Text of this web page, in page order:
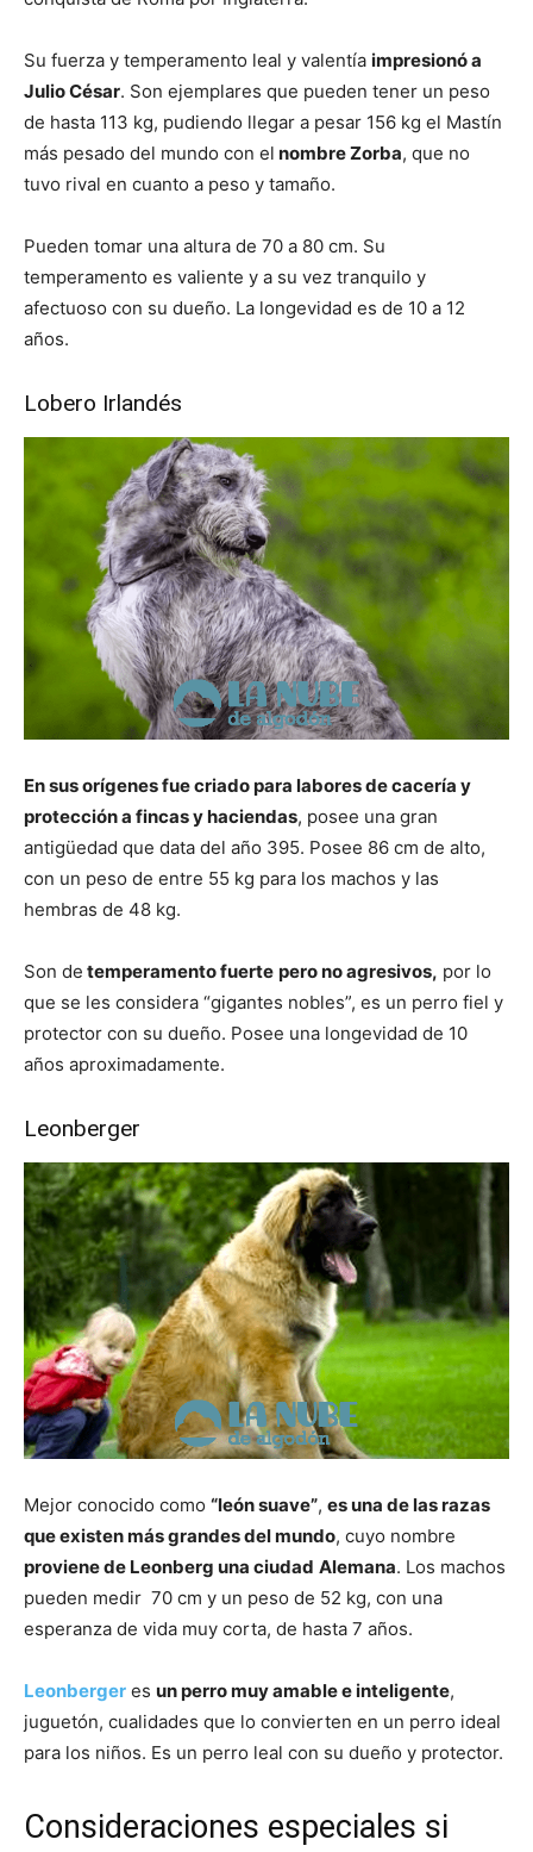
Su fuerza y temperamento leal y valentía impresionó a
Julio César. Son ejemplares que pueden tener un peso
de hasta 113 kg, pudiendo llegar a pesar 156 kg el Mastín
más pesado del mundo con el nombre Zorba, que no
tuvo rival en cuanto a peso y tamaño.
Pueden tomar una altura de 70 a 80 cm. Su
temperamento es valiente y a su vez tranquilo y
afectuoso con su dueño. La longevidad es de 10 a 12
años.
Lobero Irlandés
En sus orígenes fue criado para labores de cacería y
protección a fincas y haciendas, posee una gran
antigüedad que data del año 395. Posee 86 cm de alto,
con un peso de entre 55 kg para los machos y las
hembras de 48 kg.
Son de temperamento fuerte pero no agresivos, por lo
que se les considera “gigantes nobles”, es un perro fiel y
protector con su dueño. Posee una longevidad de 10
años aproximadamente.
Leonberger
Mejor conocido como “león suave”, es una de las razas
que existen más grandes del mundo, cuyo nombre
proviene de Leonberg una ciudad Alemana. Los machos
pueden medir 70 cm y un peso de 52 kg, con una
esperanza de vida muy corta, de hasta 7 años.
Leonberger es un perro muy amable e inteligente,
juguetón, cualidades que lo convierten en un perro ideal
para los niños. Es un perro leal con su dueño y protector.
Consideraciones especiales si